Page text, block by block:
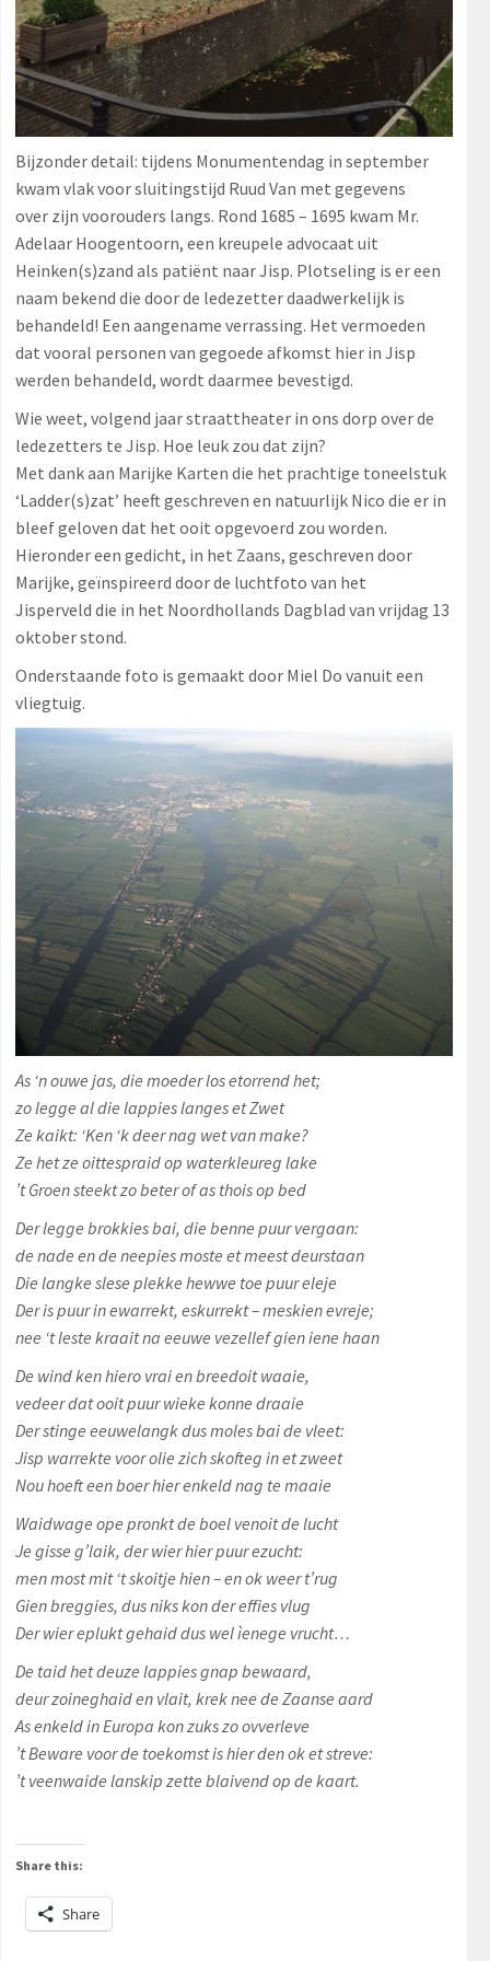
Bijzonder detail: tijdens Monumentendag in september
kwam vlak voor sluitingstijd Ruud Van met gegevens
over zijn voorouders langs. Rond 1685 – 1695 kwam Mr.
Adelaar Hoogentoorn, een kreupele advocaat uit
Heinken(s)zand als patiënt naar Jisp. Plotseling is er een
naam bekend die door de ledezetter daadwerkelijk is
behandeld! Een aangename verrassing. Het vermoeden
dat vooral personen van gegoede afkomst hier in Jisp
werden behandeld, wordt daarmee bevestigd.
Wie weet, volgend jaar straattheater in ons dorp over de
ledezetters te Jisp. Hoe leuk zou dat zijn?
Met dank aan Marijke Karten die het prachtige toneelstuk
‘Ladder(s)zat’ heeft geschreven en natuurlijk Nico die er in
bleef geloven dat het ooit opgevoerd zou worden.
Hieronder een gedicht, in het Zaans, geschreven door
Marijke, geïnspireerd door de luchtfoto van het
Jisperveld die in het Noordhollands Dagblad van vrijdag 13
oktober stond.
Onderstaande foto is gemaakt door Miel Do vanuit een
vliegtuig.
As ‘n ouwe jas, die moeder los etorrend het;
zo legge al die lappies langes et Zwet
Ze kaikt: ‘Ken ‘k deer nag wet van make?
Ze het ze oittespraid op waterkleureg lake
’t Groen steekt zo beter of as thois op bed
Der legge brokkies bai, die benne puur vergaan:
de nade en de neepies moste et meest deurstaan
Die langke slese plekke hewwe toe puur eleje
Der is puur in ewarrekt, eskurrekt – meskien evreje;
nee ‘t leste kraait na eeuwe vezellef gien iene haan
De wind ken hiero vrai en breedoit waaie,
vedeer dat ooit puur wieke konne draaie
Der stinge eeuwelangk dus moles bai de vleet:
Jisp warrekte voor olie zich skofteg in et zweet
Nou hoeft een boer hier enkeld nag te maaie
Waidwage ope pronkt de boel venoit de lucht
Je gisse g’laik, der wier hier puur ezucht:
men most mit ‘t skoitje hien – en ok weer t’rug
Gien breggies, dus niks kon der effies vlug
Der wier eplukt gehaid dus wel ìenege vrucht…
De taid het deuze lappies gnap bewaard,
deur zoineghaid en vlait, krek nee de Zaanse aard
As enkeld in Europa kon zuks zo ovverleve
’t Beware voor de toekomst is hier den ok et streve:
’t veenwaide lanskip zette blaivend op de kaart.
Share this:
Share